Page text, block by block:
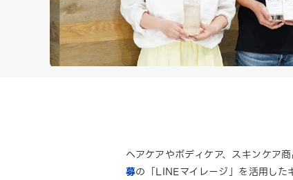
ヘアケアやボディケア、スキンケ
募の「LINEマイレージ」を活用し